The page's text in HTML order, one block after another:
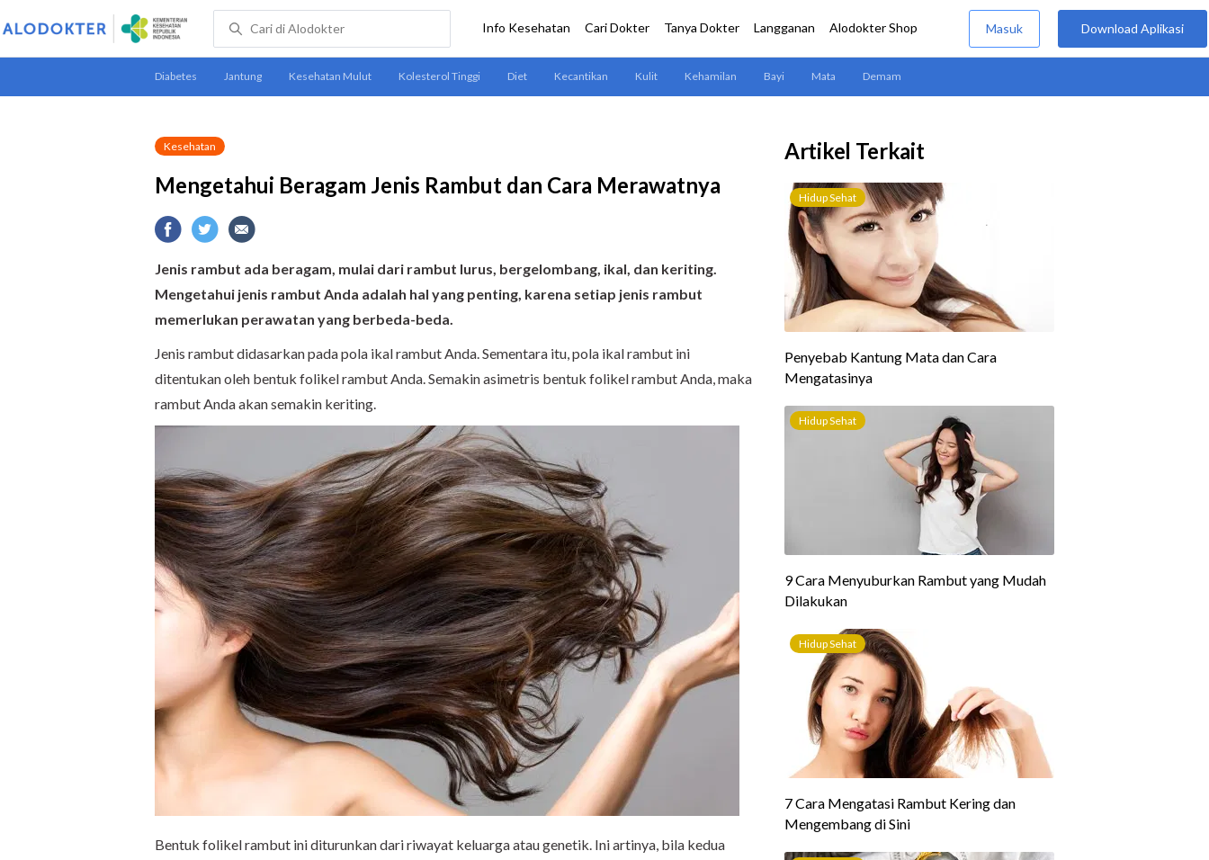
Kesehatan
Mengetahui Beragam Jenis Rambut dan Cara Merawatnya
Jenis rambut ada beragam, mulai dari rambut lurus, bergelombang, ikal, dan keriting.
Mengetahui jenis rambut Anda adalah hal yang penting, karena setiap jenis rambut
memerlukan perawatan yang berbeda-beda.
Jenis rambut didasarkan pada pola ikal rambut Anda. Sementara itu, pola ikal rambut ini
ditentukan oleh bentuk folikel rambut Anda. Semakin asimetris bentuk folikel rambut Anda, maka
rambut Anda akan semakin keriting.
Bentuk folikel rambut ini diturunkan dari riwayat keluarga atau genetik. Ini artinya, bila kedua
Artikel Terkait